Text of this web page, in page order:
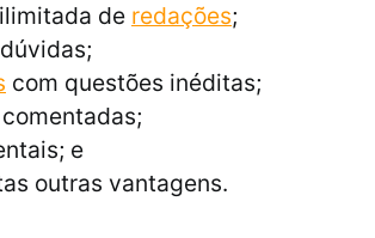
de redações;
com questões inéditas;
e
outras vantagens.